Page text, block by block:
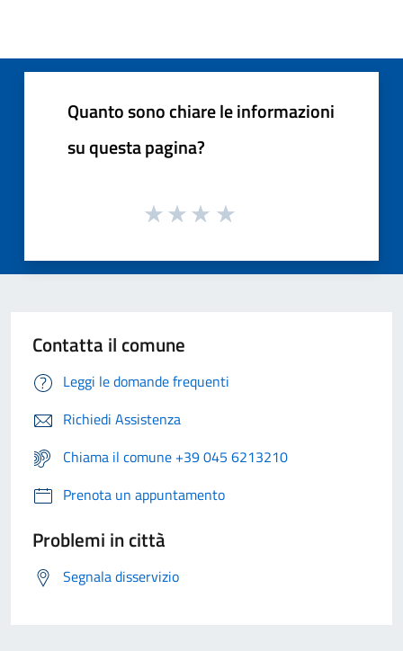
Quanto sono chiare le informazioni
su questa pagina?
Contatta il comune
Leggi le domande frequenti
Richiedi Assistenza
Chiama il comune +39 045 6213210
Prenota un appuntamento
Problemi in città
Segnala disservizio